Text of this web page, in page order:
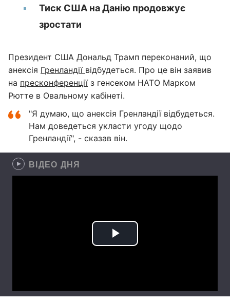
Тиск США на Данію продовжує
зростати
Президент США Дональд Трамп переконаний, що
анексія Гренландії відбудеться. Про це він заявив
на пресконференціїз генсеком НАТО Марком
Рютте в Овальному кабінеті.
"Я думаю, що анексія Гренландії відбудеться.
Нам доведеться укласти угоду щодо
Гренландії", - сказав він.
ВІДЕО ДНЯ